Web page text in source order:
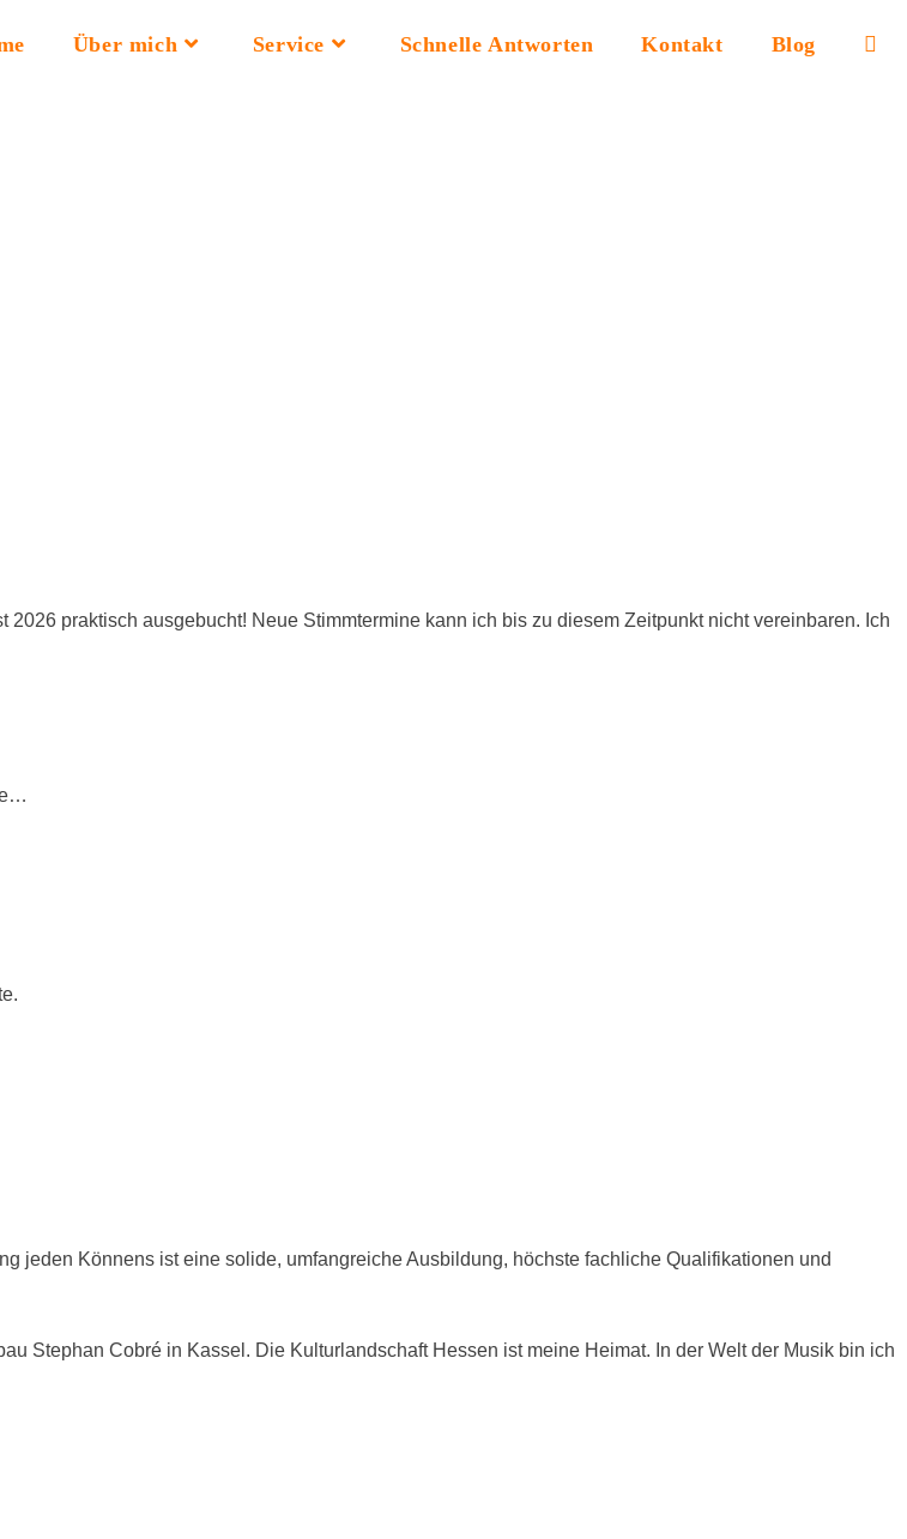
Über mich Service Schnelle Antworten Kontakt Blog
praktisch ausgebucht! Neue Stimmtermine kann ich bis zu diesem Zeitpunkt nicht vereinbaren. Ich
jeden Könnens ist eine solide, umfangreiche Ausbildung, höchste fachliche Qualifikationen und
Stephan Cobré in Kassel. Die Kulturlandschaft Hessen ist meine Heimat. In der Welt der Musik bin ich